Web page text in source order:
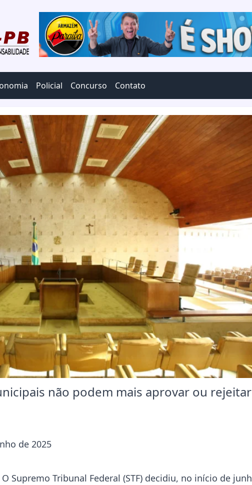
Policial Concurso Contato
não podem mais aprovar ou rejeitar
de 2025
O Supremo Tribunal Federal (STF) decidiu, no início de